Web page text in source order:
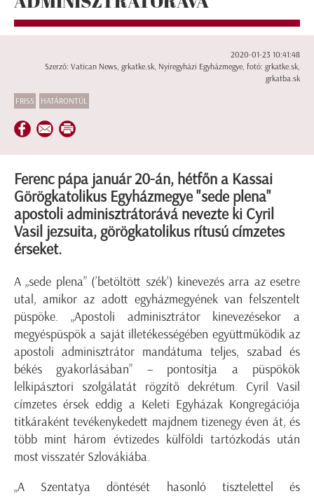
2020-01-23 10:41:48
Szerző: Vatican News, grkatke.sk, Nyíregyházi Egyházmegye, fotó: grkatke.sk,
grkatba.sk
FRISS HATÁRONTÚL
Ferenc pápa január 20-án, hétfőn a Kassai
Görögkatolikus Egyházmegye "sede plena"
apostoli adminisztrátorává nevezte ki Cyril
Vasil jezsuita, görögkatolikus rítusú címzetes
érseket.
A „sede plena” (’betöltött szék’) kinevezés arra az esetre
utal, amikor az adott egyházmegyének van felszentelt
püspöke. „Apostoli adminisztrátor kinevezésekor a
megyéspüspök a saját illetékességében együttműködik az
apostoli adminisztrátor mandátuma teljes, szabad és
békés gyakorlásában” – pontosítja a püspökök
lelkipásztori szolgálatát rögzítő dekrétum. Cyril Vasil
címzetes érsek eddig a Keleti Egyházak Kongregációja
titkáraként tevékenykedett majdnem tizenegy éven át, és
több mint három évtizedes külföldi tartózkodás után
most visszatér Szlovákiába.
„A Szentatya döntését hasonló tisztelettel és